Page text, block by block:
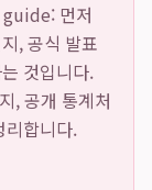
먼저
, 공식 발표
것입니다.
, 공개 통계처
리합니다.